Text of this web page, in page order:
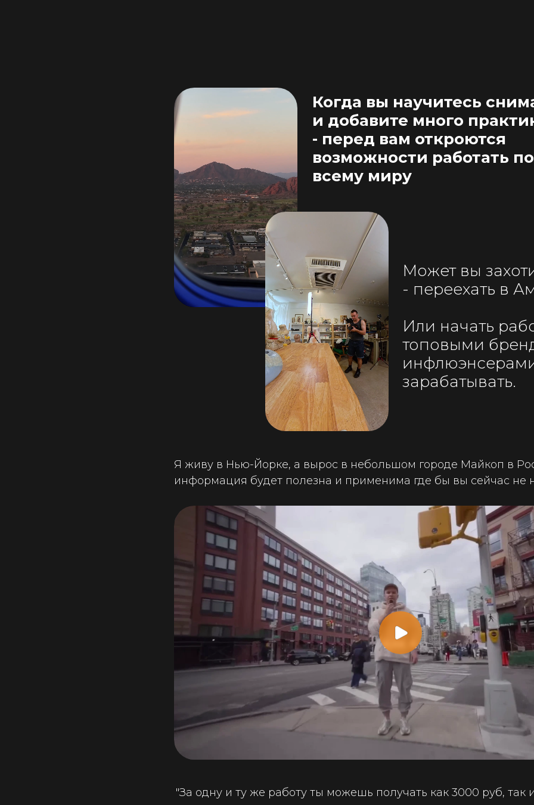
Когда вы научитесь
и добавите много
- перед вам откроются
возможности работать по
всему миру
Может вы
- переехать в
Или начать
топовыми
зарабатывать.
Я живу в Нью-Йорке, а вырос в небольшом городе Майкоп в
информация будет полезна и применима где бы вы сейчас не
"За одну и ту же работу ты можешь получать как 3000 руб, так